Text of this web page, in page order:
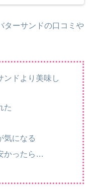
ターサンドの口コミや
ンドより美味し
た
気になる
かったら…